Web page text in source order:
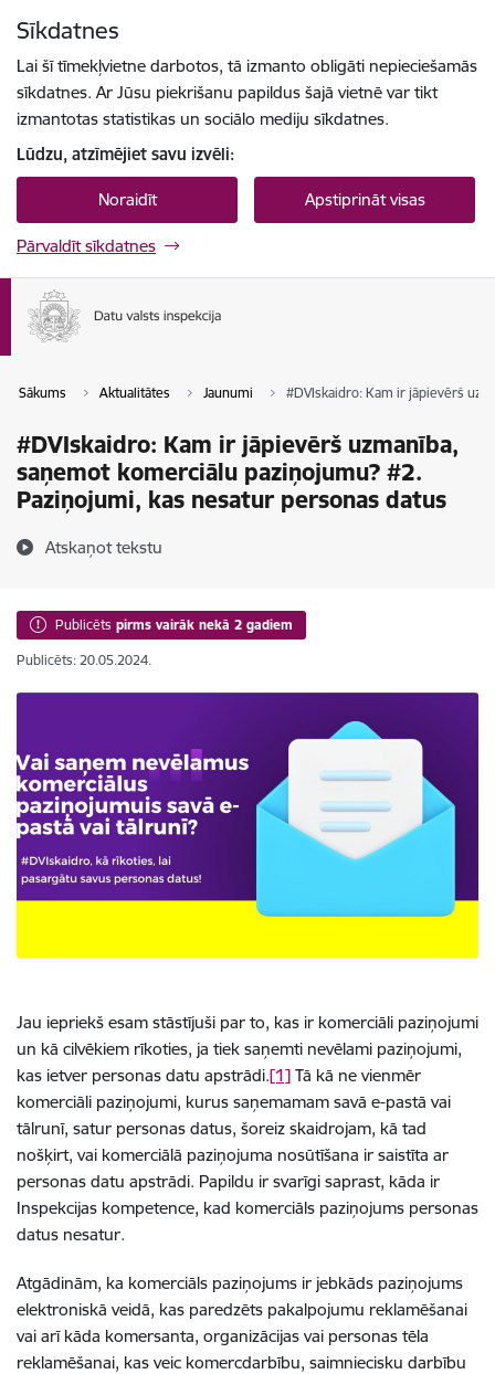
Sīkdatnes
Lai šī tīmekļvietne darbotos, tā izmanto obligāti nepieciešamās
sīkdatnes. Ar Jūsu piekrišanu papildus šajā vietnē var tikt
izmantotas statistikas un sociālo mediju sīkdatnes.
Lūdzu, atzīmējiet savu izvēli:
Noraidīt Apstiprināt visas
Pārvaldīt sīkdatnes
Sākums Aktualitātes Jaunumi #DVIskaidro: Kam ir jāpievērš
#DVIskaidro: Kam ir jāpievērš uzmanība,
saņemot komerciālu paziņojumu? #2.
Paziņojumi, kas nesatur personas datus
Atskaņot tekstu
Publicēts pirms vairāk nekā 2 gadiem
Publicēts: 20.05.2024.
Jau iepriekš esam stāstījuši par to, kas ir komerciāli paziņojumi
un kā cilvēkiem rīkoties, ja tiek saņemti nevēlami paziņojumi,
kas ietver personas datu apstrādi.[1] Tā kā ne vienmēr
komerciāli paziņojumi, kurus saņemamam savā e-pastā vai
tālrunī, satur personas datus, šoreiz skaidrojam, kā tad
nošķirt, vai komerciālā paziņojuma nosūtīšana ir saistīta ar
personas datu apstrādi. Papildu ir svarīgi saprast, kāda ir
Inspekcijas kompetence, kad komerciāls paziņojums personas
datus nesatur.
Atgādinām, ka komerciāls paziņojums ir jebkāds paziņojums
elektroniskā veidā, kas paredzēts pakalpojumu reklamēšanai
vai arī kāda komersanta, organizācijas vai personas tēla
reklamēšanai, kas veic komercdarbību, saimniecisku darbību